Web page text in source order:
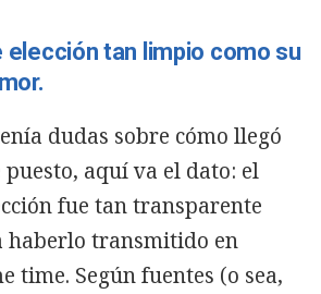
elección tan limpio como su
dudas sobre cómo llegó
puesto, aquí va el dato: el
fue tan transparente
haberlo transmitido en
time. Según fuentes (o sea,